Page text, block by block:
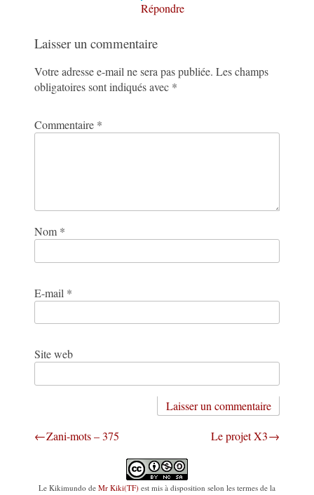
Répondre
Laisser un commentaire
Votre adresse e-mail ne sera pas publiée. Les champs
obligatoires sont indiqués avec *
Commentaire *
Nom *
E-mail *
Site web
Navigation
l’article
Zani-mots – 375 Le projet X3
Le Kikimundo de Mr Kiki(TF) est mis à disposition selon les termes de la